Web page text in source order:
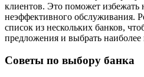
клиентов. Это поможет избежать
неэффективного обслуживания.
список из нескольких банков,
предложения и выбрать
Советы по выбору банка